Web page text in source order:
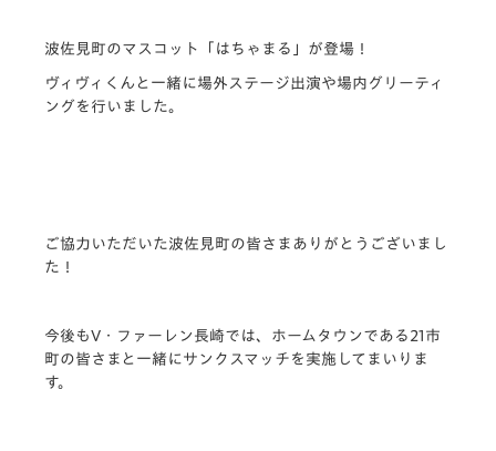
波佐見町のマスコット「はちゃまる」が登場！
ヴィヴィくんと一緒に場外ステージ出演や場内グリーティ
ングを行いました。
ご協力いただいた波佐見町の皆さまありがとうございまし
た！
今後もV・ファーレン長崎では、ホームタウンである21市
町の皆さまと一緒にサンクスマッチを実施してまいりま
す。